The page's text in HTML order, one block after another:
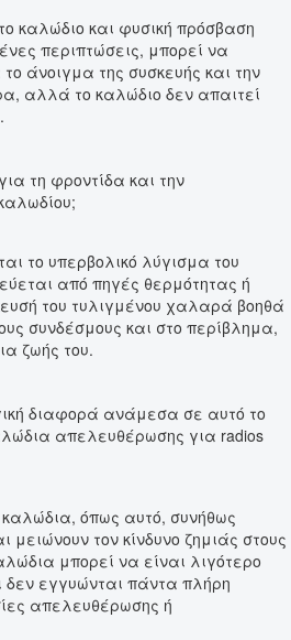
καλώδιο και φυσική πρόσβαση
περιπτώσεις, μπορεί να
άνοιγμα της συσκευής και την
αλλά το καλώδιο δεν απαιτεί
τη φροντίδα και την
το υπερβολικό λύγισμα του
από πηγές θερμότητας ή
του τυλιγμένου χαλαρά βοηθά
συνδέσμους και στο περίβλημα,
ζωής του.
διαφορά ανάμεσα σε αυτό το
απελευθέρωσης για radios
όπως αυτό, συνήθως
τον κίνδυνο ζημιάς στους
μπορεί να είναι λιγότερο
δεν εγγυώνται πάντα πλήρη
απελευθέρωσης ή